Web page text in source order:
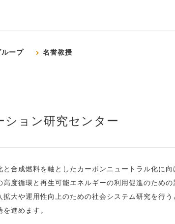
ープ 名誉教授
ョン研究センター
合成燃料を軸としたカーボンニュートラル化に向
度循環と再生可能エネルギーの利用促進のための
大や運用性向上のための社会システム研究を行う
進めます。